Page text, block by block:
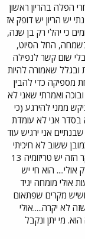
שני, אחרי הפלה בהריון ראשון
יש הריון יש דופק אז
כי יהלי רק בן שנה,
החל הסיוט,
שום קשר לנפילה
שאמורה להיות
מספיקה כדי להבין
ואמרתי שאני לא
ממני להירגע (כי
בסדר אני לא עומדת
אני ירגיש עוד
ששוב לא חיכיתי
לשום תור בכדי שיגידו לי שלעובר שלי לתינוק היקר הזה יש טריזומיה 13
אולי.... הוא חי יש
אולי מומחה יגיד
ושיש מקרים שפתאום
לא יקרה.....אולי
מי יתן ונקבל